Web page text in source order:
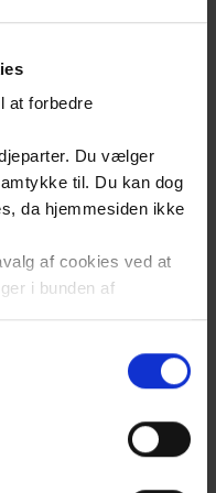
at forbedre
Du vælger
til. Du kan dog
da hjemmesiden ikke
af cookies ved at
i bunden af
vores hjemmeside
personoplysninger